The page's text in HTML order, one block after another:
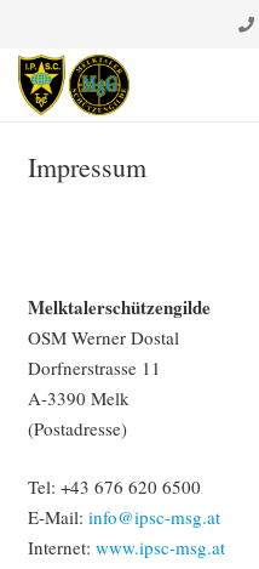
Impressum
Melktalerschützengilde
OSM Werner Dostal
Dorfnerstrasse 11
A-3390 Melk
(Postadresse)
Tel: +43 676 620 6500‬
E-Mail: info@ipsc-msg.at
Internet: www.ipsc-msg.at